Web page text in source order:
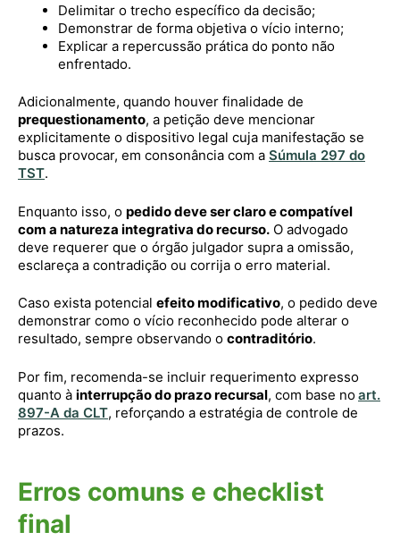
Delimitar o trecho específico da decisão;
Demonstrar de forma objetiva o vício interno;
Explicar a repercussão prática do ponto não
enfrentado.
Adicionalmente, quando houver finalidade de
prequestionamento, a petição deve mencionar
explicitamente o dispositivo legal cuja manifestação se
busca provocar, em consonância com a Súmula 297 do
TST.
Enquanto isso, o pedido deve ser claro e compatível
com a natureza integrativa do recurso. O advogado
deve requerer que o órgão julgador supra a omissão,
esclareça a contradição ou corrija o erro material.
Caso exista potencial efeito modificativo, o pedido deve
demonstrar como o vício reconhecido pode alterar o
resultado, sempre observando o contraditório.
Por fim, recomenda-se incluir requerimento expresso
quanto à interrupção do prazo recursal, com base noart.
897-A da CLT, reforçando a estratégia de controle de
prazos.
Erros comuns e checklist
final